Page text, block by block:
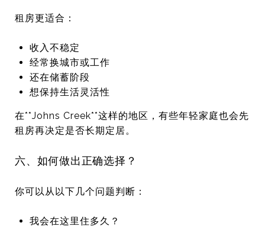
租房更适合：
收入不稳定
经常换城市或工作
还在储蓄阶段
想保持生活灵活性
在**Johns Creek**这样的地区，有些年轻家庭也会先
租房再决定是否长期定居。
六、如何做出正确选择？
你可以从以下几个问题判断：
我会在这里住多久？